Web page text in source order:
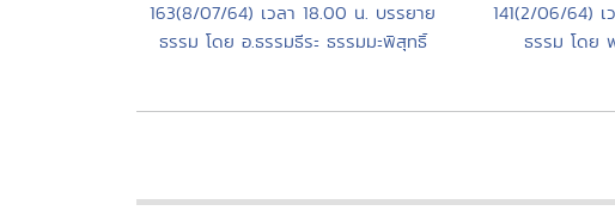
163(8/07/64) เวลา 18.00 น. บรรยาย
ธรรม โดย อ.ธรรมธีระ ธรรมมะพิสุทธิ์
141(2/06/64)
ธรรม โดย